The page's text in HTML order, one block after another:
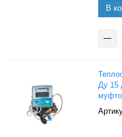
В
Ду 15